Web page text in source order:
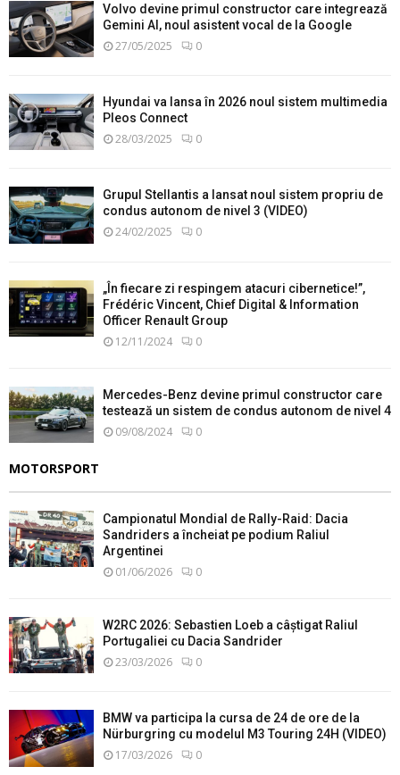
Volvo devine primul constructor care integrează
Gemini AI, noul asistent vocal de la Google
27/05/2025 0
Hyundai va lansa în 2026 noul sistem multimedia
Pleos Connect
28/03/2025 0
Grupul Stellantis a lansat noul sistem propriu de
condus autonom de nivel 3 (VIDEO)
24/02/2025 0
„În fiecare zi respingem atacuri cibernetice!”,
Frédéric Vincent, Chief Digital & Information
Officer Renault Group
12/11/2024 0
Mercedes-Benz devine primul constructor care
testează un sistem de condus autonom de nivel 4
09/08/2024 0
MOTORSPORT
Campionatul Mondial de Rally-Raid: Dacia
Sandriders a încheiat pe podium Raliul
Argentinei
01/06/2026 0
W2RC 2026: Sebastien Loeb a câștigat Raliul
Portugaliei cu Dacia Sandrider
23/03/2026 0
BMW va participa la cursa de 24 de ore de la
Nürburgring cu modelul M3 Touring 24H (VIDEO)
17/03/2026 0